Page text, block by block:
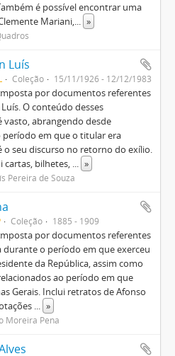
é possível encontrar uma
Mariani,... »
Luís
Coleção 15/11/1926 - 12/12/1983
por documentos referentes
O conteúdo desses
vasto, abrangendo desde
em que o titular era
o seu discurso no retorno do exílio.
cartas, bilhetes, ... »
Pereira de Souza
Coleção 1885 - 1909
por documentos referentes
durante o período em que exerceu
da República, assim como
ao período em que
Gerais. Inclui retratos de Afonso
... »
Moreira Pena